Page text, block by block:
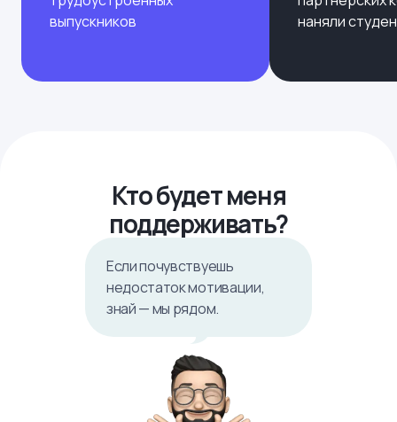
выпускников
наняли
Кто будет меня
поддерживать?
Если почувствуешь
недостаток мотивации,
знай — мы рядом.